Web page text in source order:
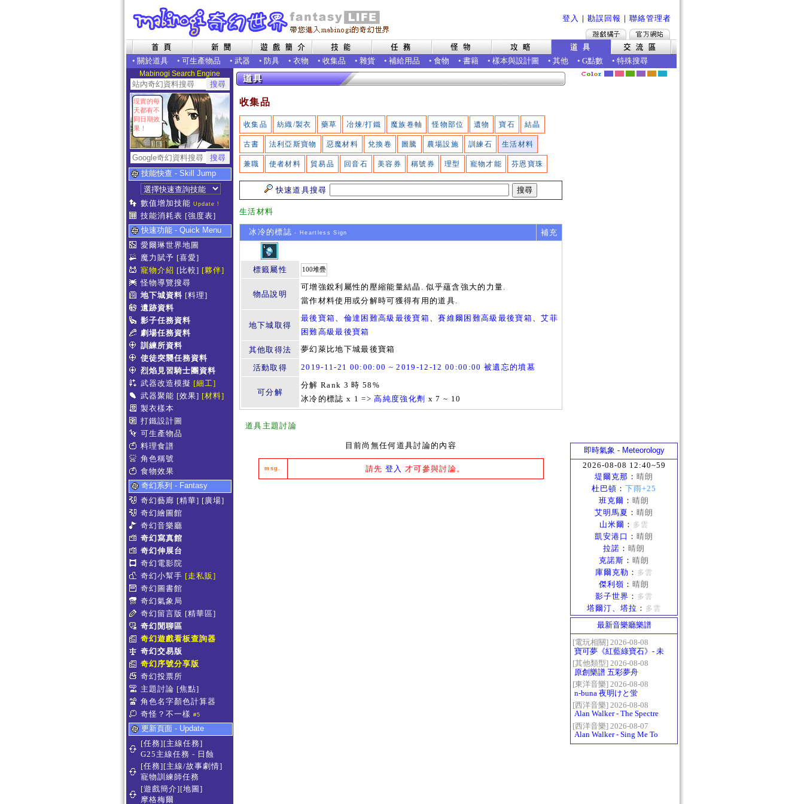
登入 ｜ 勘誤回報 ｜ 聯絡管理者
• 關於道具 • 可生產物品 • 武器 • 防具 • 衣物 • 收集品 • 雜貨 • 補給用品 • 食物 • 書籍 • 樣本與設計圖 • 其他 • G點數 • 特殊搜尋
Mabinogi Search Engine
現實的每
天都有不
同日期效
果！
技能快查 - Skill Jump
數值增加技能 Update !
技能消耗表 [強度表]
快速功能 - Quick Menu
愛爾琳世界地圖
魔力賦予 [喜愛]
寵物介紹 [比較] [夥伴]
怪物導覽搜尋
地下城資料 [料理]
遺跡資料
影子任務資料
劇場任務資料
訓練所資料
使徒突襲任務資料
烈焰見習騎士團資料
武器改造模擬 [細工]
武器聚能 [效果] [材料]
製衣樣本
打鐵設計圖
可生產物品
料理食譜
角色稱號
食物效果
奇幻系列 - Fantasy
奇幻藝廊 [精華] [廣場]
奇幻繪圖館
奇幻音樂廳
奇幻寫真館
奇幻伸展台
奇幻電影院
奇幻小幫手 [走私販]
奇幻圖書館
奇幻氣象局
奇幻留言版 [精華區]
奇幻閒聊區
奇幻遊戲看板查詢器
奇幻交易版
奇幻序號分享版
奇幻投票所
主題討論 [焦點]
角色名字顏色計算器
奇怪？不一樣 #5
更新頁面 - Update
[任務][主線任務]
G25主線任務 - 日蝕
[任務][主線/故事劇情]
寵物訓練師任務
[遊戲簡介][地圖]
摩格梅爾
收集品
收集品 紡織/製衣 藥草 冶煉/打鐵 魔族卷軸 怪物部位 遺物 寶石 結晶
古書 法利亞斯寶物 惡魔材料 兌換卷 圖騰 農場設施 訓練石 生活材料
兼職 使者材料 貿易品 回音石 美容券 稱號券 理型 寵物才能 芬恩寶珠
快速道具搜尋
生活材料
冰冷的標誌 - Heartless Sign 補充
標籤屬性 100堆疊
物品說明
可增強銳利屬性的壓縮能量結晶. 似乎蘊含強大的力量.
當作材料使用或分解時可獲得有用的道具.
地下城取得
最後寶箱、 倫達困難高級最後寶箱、賽維爾困難高級最後寶箱、艾菲
困難高級最後寶箱
其他取得法
夢幻萊比地下城最後寶箱
活動取得 2019-11-21 00:00:00 ~ 2019-12-12 00:00:00 被遺忘的墳墓
可分解
分解 Rank 3 時 58%
冰冷的標誌 x 1 =>高純度強化劑 x 7 ~ 10
道具主題討論
目前尚無任何道具討論的內容
msg. 請先 登入 才可參與討論。
即時氣象 - Meteorology
2026-08-08 12:40~59
堤爾克那 ： 晴朗
杜巴頓 ： 下雨+25
班克爾 ： 晴朗
艾明馬夏 ： 晴朗
山米爾 ： 多雲
凱安港口 ： 晴朗
拉諾 ： 晴朗
克諾斯 ： 晴朗
庫爾克勒 ： 多雲
傑利嶺 ： 晴朗
影子世界 ： 多雲
塔爾汀、塔拉 ： 多雲
最新音樂廳樂譜
[電玩相關] 2026-08-08
寶可夢《紅藍綠寶石》- 未
白鎮BGM (Littleroot Town)
[其他類型] 2026-08-08
原創樂譜 五彩夢舟
[東洋音樂] 2026-08-08
n-buna 夜明けと蛍
[西洋音樂] 2026-08-08
Alan Walker - The Spectre
[西洋音樂] 2026-08-07
Alan Walker - Sing Me To
Sleep